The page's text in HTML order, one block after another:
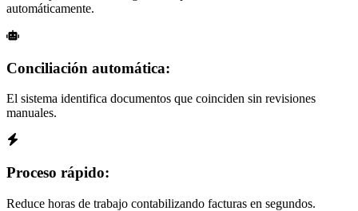
automáticamente.
Conciliación automática:
El sistema identifica documentos que coinciden sin revisiones
manuales.
Proceso rápido:
Reduce horas de trabajo contabilizando facturas en segundos.